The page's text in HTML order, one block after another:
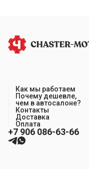
Как мы работаем
Почему дешевле,
чем в автосалоне?
Контакты
Доставка
Оплата
+7 906 086-63-66